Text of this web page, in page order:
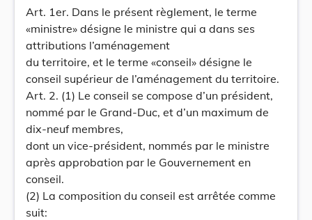
Art. 1er. Dans le présent règlement, le terme
«ministre» désigne le ministre qui a dans ses
attributions l’aménagement
du territoire, et le terme «conseil» désigne le
conseil supérieur de l’aménagement du territoire.
Art. 2. (1) Le conseil se compose d’un président,
nommé par le Grand-Duc, et d’un maximum de
dix-neuf membres,
dont un vice-président, nommés par le ministre
après approbation par le Gouvernement en
conseil.
(2) La composition du conseil est arrêtée comme
suit: